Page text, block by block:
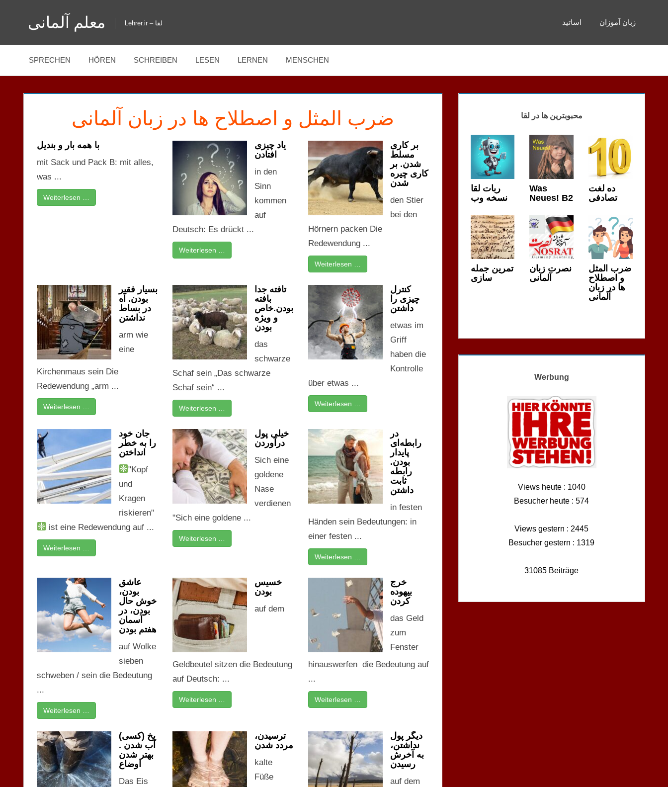
معلم آلمانی Lehrer.ir – لقا اساتید زبان آموزان
SPRECHEN HÖREN SCHREIBEN LESEN LERNEN MENSCHEN
ضرب المثل و اصطلاح ها در زبان آلمانی
با همه بار و بندیل
mit Sack und Pack B: mit alles,
was ...
Weiterlesen …
یاد چیزی
افتادن
in den
Sinn
kommen
auf
Deutsch: Es drückt ...
Weiterlesen …
بر کاری
مسلط
شدن. بر
کاری چیره
شدن
den Stier
bei den
Hörnern packen Die
Redewendung ...
Weiterlesen …
بسیار فقیر
بودن. آه
در بساط
نداشتن
arm wie
eine
Kirchenmaus sein Die
Redewendung „arm ...
Weiterlesen …
تافته جدا
بافته
بودن.خاص
و ویژه
بودن
das
schwarze
Schaf sein „Das schwarze
Schaf sein“ ...
Weiterlesen …
کنترل
چیزی را
داشتن
etwas im
Griff
haben die
Kontrolle
über etwas ...
Weiterlesen …
جان خود
را به خطر
انداختن
"Kopf
und
Kragen
riskieren"
ist eine Redewendung auf ...
Weiterlesen …
خیلی پول
درآوردن
Sich eine
goldene
Nase
verdienen
"Sich eine goldene ...
Weiterlesen …
در
رابطه‌ای
پایدار
بودن.
رابطه
ثابت
داشتن
in festen
Händen sein Bedeutungen: in
einer festen ...
Weiterlesen …
عاشق
بودن،
خوش حال
بودن، در
آسمان
هفتم بودن
auf Wolke
sieben
schweben / sein die Bedeutung
...
Weiterlesen …
خسیس
بودن
auf dem
Geldbeutel sitzen die Bedeutung
auf Deutsch: ...
Weiterlesen …
خرج
بیهوده
کردن
das Geld
zum
Fenster
hinauswerfen die Bedeutung auf
...
Weiterlesen …
یخ (کسی)
آب شدن .
بهتر شدن
اوضاع
Das Eis
ترسیدن،
مردد شدن
kalte
Füße
دیگر پول
نداشتن،
به آخرش
رسیدن
auf dem
محبوبترین ها در لقا
ربات لقا
نسخه وب
Was
Neues! B2
ده لغت
تصادفی
تمرین جمله
سازی
نصرت زبان
آلمانی
ضرب المثل
و اصطلاح
ها در زبان
آلمانی
Werbung
Views heute : 1040
Besucher heute : 574
Views gestern : 2445
Besucher gestern : 1319
31085 Beiträge